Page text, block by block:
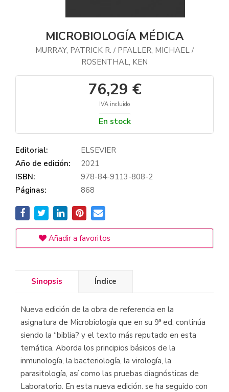
MICROBIOLOGÍA MÉDICA
MURRAY, PATRICK R. / PFALLER, MICHAEL /
ROSENTHAL, KEN
76,29 €
IVA incluido
En stock
Editorial:
ELSEVIER
Año de edición:
2021
ISBN:
978-84-9113-808-2
Páginas:
868
Añadir a favoritos
Sinopsis Índice
Nueva edición de la obra de referencia en la
asignatura de Microbiología que en su 9ª ed, continúa
siendo la “biblia? y el texto más reputado en esta
temática. Aborda los principios básicos de la
inmunología, la bacteriología, la virología, la
parasitología, así como las pruebas diagnósticas de
Laboratorio. En esta nueva edición. se ha seguido con